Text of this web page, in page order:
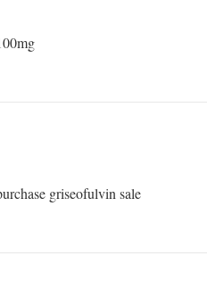
griseofulvin sale